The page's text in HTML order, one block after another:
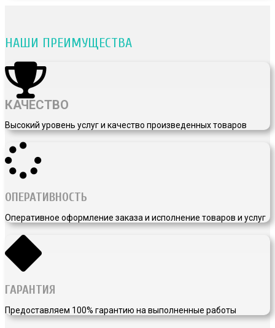
НАШИ ПРЕИМУЩЕСТВА
КАЧЕСТВО
Высокий уровень услуг и качество произведенных товаров
ОПЕРАТИВНОСТЬ
Оперативное оформление заказа и исполнение товаров и услуг
ГАРАНТИЯ
Предоставляем 100% гарантию на выполненные работы